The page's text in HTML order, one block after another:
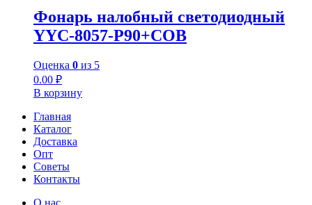
Фонарь налобный светодиодный
YYC-8057-P90+COB
Оценка 0 из 5
0.00 ₽
В корзину
Главная
Каталог
Доставка
Опт
Советы
Контакты